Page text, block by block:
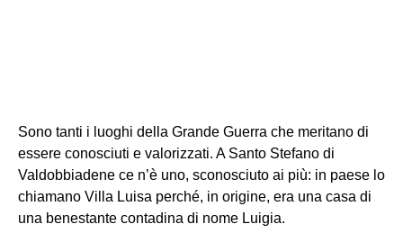
Sono tanti i luoghi della Grande Guerra che meritano di
essere conosciuti e valorizzati. A Santo Stefano di
Valdobbiadene ce n’è uno, sconosciuto ai più: in paese lo
chiamano Villa Luisa perché, in origine, era una casa di
una benestante contadina di nome Luigia.